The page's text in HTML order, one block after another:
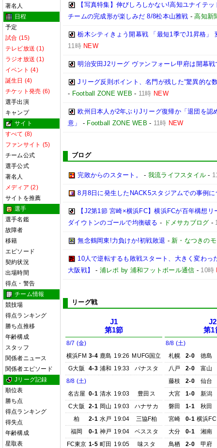
著名人
日程
予定
試合 (15)
テレビ放送 (1)
ラジオ放送 (1)
イベント (4)
誕生日 (4)
チケット発売 (6)
選手出演
キャンプ
サイト
すべて (8)
ファンサイト (5)
チーム公式
選手公式
著名人
メディア (2)
サイトを推薦
選手
選手名鑑
故障者
移籍
エピソード
契約状況
出場時間
得点・警告
チーム情報
競技場
得点ランキング
勝ち点推移
年齢構成
スタッフ
関係者ニュース
関係者エピソード
Jリーグ記録
順位表
勝ち点
得点ランキング
得失点
年齢構成
星取表
【写真特集】伸びしろしかない!高知ユナイテ
チームの完成形が楽しみだ 8/8松本山雅戦 -高知新
栃木シティきょう開幕戦 「最短1季でJ1昇格」
11時 NEW
明治安田J2リーグ ヴァンフォーレ甲府は開幕
Jリーグ反則ポイント、名門が残した“驚異的
- Football ZONE WEB - 11時 NEW
欧州日本人が2年ぶりJリーグ復帰か「退団を
意」
- Football ZONE WEB - 11時 NEW
ブログ
完敗からのスタート。 - 我流ライフスタイル -
8月8日に発生したNACK5スタジアムでの事例に
【J2第1節 宮崎×横浜FC】横浜FCが百年構想
ダイウトンのゴールで均衡破る - ドメサカブログ -
無念鶴岡東!力負けか!初戦敗退 - 新・なつきの
10人で逆転するも敗戦スタート、大きく変わ
大阪戦】
- 浦レポ by 浦和フットボール通信 - 10時
リーグ戦
J1
第1節
8/7 (金)
横浜FM 3-4 鹿島 19:26 MUFG国立
G大阪
4-3 浦和 19:33
パナスタ
8/8 (土)
名古屋 0-1 清水 19:03
豊田ス
C大阪
2-1 岡山 19:03
ハナサカ
柏
2-1 水戸 19:04
三協F柏
福岡
0-1 神戸 19:04
ベススタ
FC東京 1-5 町田 19:05
味スタ
J2
第1
8/8 (土)
札幌
2-0
徳島
八戸
2-0
富山
藤枝
2-0
仙台
大宮
1-0
新潟
磐田
1-1
秋田
宮崎
0-1 横浜FC
大分
0-1
湘南
鳥栖
2-0
甲府